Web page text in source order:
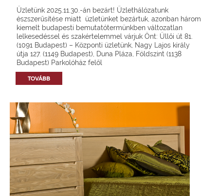
Üzletünk 2025.11.30.-án bezárt! Üzlethálózatunk
észszerűsítése miatt üzletünket bezártuk, azonban három
kiemelt budapesti bemutatótermünkben változatlan
lelkesedéssel és szakértelemmel várjuk Önt: Üllői út 81.
(1091 Budapest) – Központi üzletünk, Nagy Lajos király
útja 127. (1149 Budapest), Duna Pláza, Földszint (1138
Budapest) Parkolóház felől
TOVÁBB